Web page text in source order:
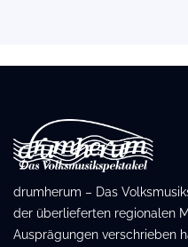
drumherum – Das
der überlieferten regionalen
Ausprägungen verschrieben